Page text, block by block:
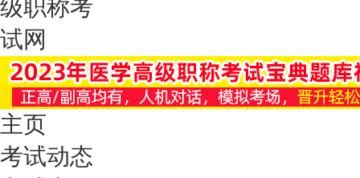
主页
考试动态